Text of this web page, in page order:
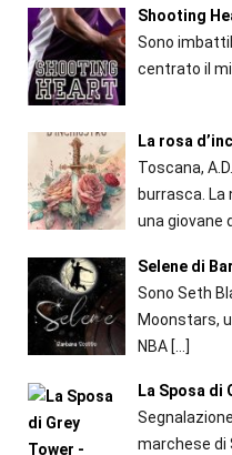
Shooting
Sono
centrato il
La rosa
Toscana,
burrasca.
una giovane
Selene di
Sono Seth
Moonstars,
NBA[…]
La Sposa di
marchese di